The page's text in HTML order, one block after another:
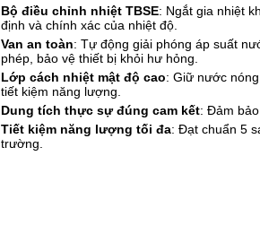
Bộ điều chỉnh nhiệt TBSE: Ngắt gia nhiệt
định và chính xác của nhiệt độ.
Van an toàn: Tự động giải phóng áp suất
phép, bảo vệ thiết bị khỏi hư hỏng.
Lớp cách nhiệt mật độ cao: Giữ nước
tiết kiệm năng lượng.
Dung tích thực sự đúng cam kết: Đảm
Tiết kiệm năng lượng tối đa: Đạt chuẩn 5
trường.